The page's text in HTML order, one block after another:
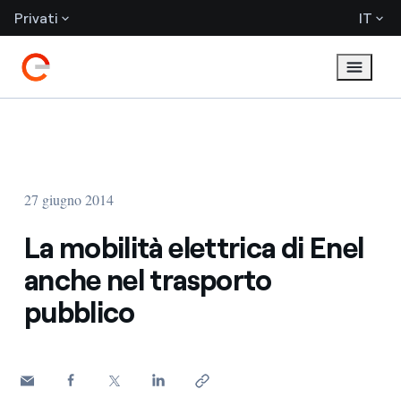
Privati IT
27 giugno 2014
La mobilità elettrica di Enel
anche nel trasporto
pubblico